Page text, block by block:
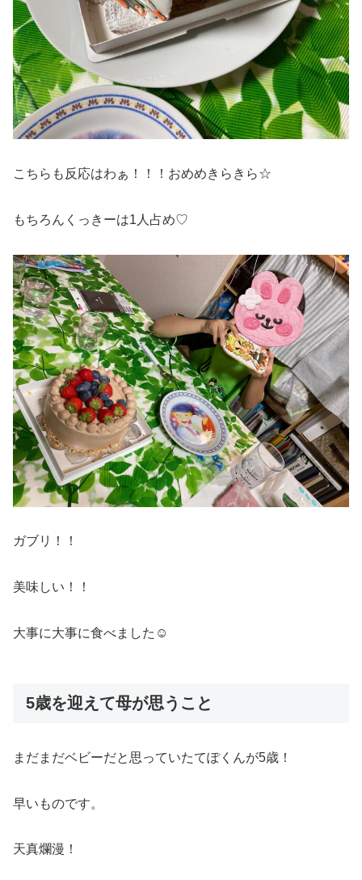
こちらも反応はわぁ！！！おめめきらきら☆
もちろんくっきーは1人占め♡
ガブリ！！
美味しい！！
大事に大事に食べました☺︎
5歳を迎えて母が思うこと
まだまだベビーだと思っていたてぽくんが5歳！
早いものです。
天真爛漫！